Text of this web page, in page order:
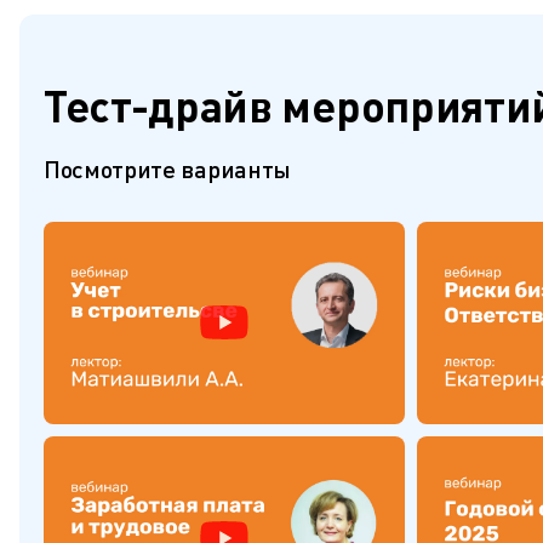
Тест-драйв
Посмотрите варианты